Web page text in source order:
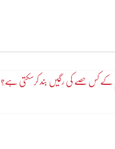
کے کس حصے کی رگیں بند کرسکتی ہے؟